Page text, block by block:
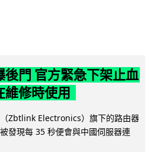
後門 官方緊急下架止血
修時使用
Zbtlink Electronics）旗下的路由器
發現每 35 秒便會與中國伺服器連